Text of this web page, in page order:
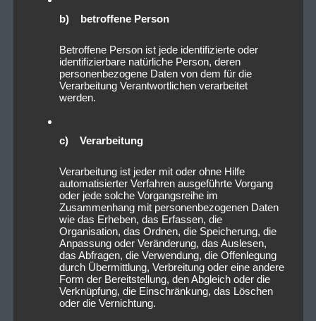
b) betroffene Person
Betroffene Person ist jede identifizierte oder
identifizierbare natürliche Person, deren
personenbezogene Daten von dem für die
Verarbeitung Verantwortlichen verarbeitet
werden.
c) Verarbeitung
Verarbeitung ist jeder mit oder ohne Hilfe
automatisierter Verfahren ausgeführte Vorgang
oder jede solche Vorgangsreihe im
Zusammenhang mit personenbezogenen Daten
wie das Erheben, das Erfassen, die
Organisation, das Ordnen, die Speicherung, die
Anpassung oder Veränderung, das Auslesen,
das Abfragen, die Verwendung, die Offenlegung
durch Übermittlung, Verbreitung oder eine andere
Form der Bereitstellung, den Abgleich oder die
Verknüpfung, die Einschränkung, das Löschen
oder die Vernichtung.